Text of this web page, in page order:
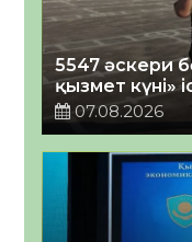
5547 әскери
қызмет күні»
07.08.2026